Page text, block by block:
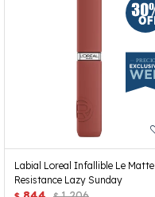
Labial Loreal Infallible Le Matte
Resistance Lazy Sunday